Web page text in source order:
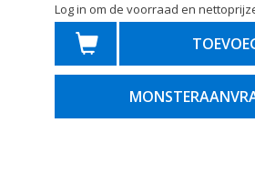
Log in om de voorraad en